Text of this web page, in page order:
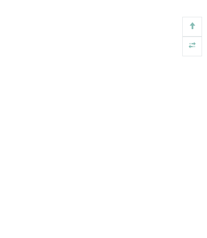
基于检流计的无对准误差全原位成像与激光加